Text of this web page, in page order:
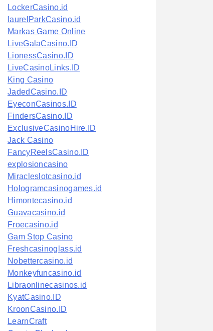
LockerCasino.id
laurelParkCasino.id
Markas Game Online
LiveGalaCasino.ID
LionessCasino.ID
LiveCasinoLinks.ID
King Casino
JadedCasino.ID
EyeconCasinos.ID
FindersCasino.ID
ExclusiveCasinoHire.ID
Jack Casino
FancyReelsCasino.ID
explosioncasino
Miracleslotcasino.id
Hologramcasinogames.id
Himontecasino.id
Guavacasino.id
Froecasino.id
Gam Stop Casino
Freshcasinoglass.id
Nobettercasino.id
Monkeyfuncasino.id
Libraonlinecasinos.id
KyatCasino.ID
KroonCasino.ID
LearnCraft